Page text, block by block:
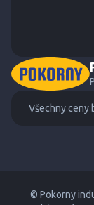
Všechny ceny
© Pokorny